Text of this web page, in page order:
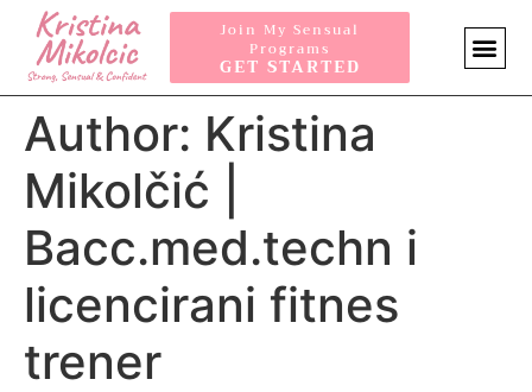
Join My Sensual
Programs
GET STARTED
Author: Kristina
Mikolčić |
Bacc.med.techn i
licencirani fitnes
trener